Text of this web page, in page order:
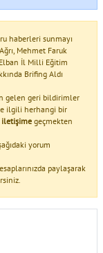
haberleri sunmayı
Mehmet Faruk
İl Milli Eğitim
Brifing Aldı
gelen geri bildirimler
ilgili herhangi bir
iletişime geçmekten
yorum
paylaşarak